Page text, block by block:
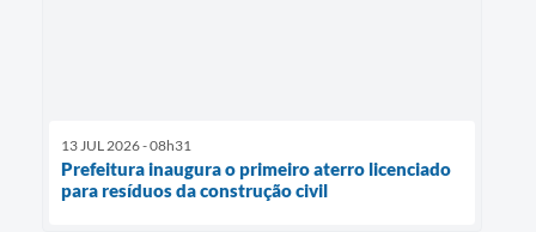
13 JUL 2026 - 08h31
Prefeitura inaugura o primeiro aterro licenciado
para resíduos da construção civil